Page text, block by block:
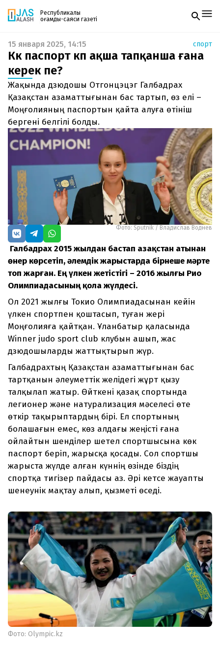
Республикалық
қоғамдық-саяси газеті
Жаңалықтар
Спорт
Live
Руханият
Аймақ
Архив
Заң және тәртіп
Редакциямен байланыс
+7 708 604 51 06
Жарнама бөлімі
zhasalash100@gmail.com
Газетке жазылу
PDF форматтағы газетті ай сайын электронды
поштаңызға алып отырыңыз. Жаңа нөмір
шыққан сәтте сізге бірден жіберіледі. Тек email
енгізіңіз, біз қалғанын өзіміз жібереміз.
15 января 2025, 14:15 спорт
Көк паспорт көп ақша тапқанша ғана
керек пе?
Жақында дзюдошы Отгонцэцэг Галбадрах
Қазақстан азаматтығынан бас тартып, өз елі –
Моңғолияның паспортын қайта алуға өтініш
бергені белгілі болды.
Фото: Sputnik / Владислав Воднев
Галбадрах 2015 жылдан бастап Қазақстан атынан
өнер көрсетіп, әлемдік жарыстарда бірнеше мәрте
топ жарған. Ең үлкен жетістігі – 2016 жылғы Рио
Олимпиадасының қола жүлдесі.
Ол 2021 жылғы Токио Олимпиадасынан кейін
үлкен спортпен қоштасып, туған жері
Моңғолияға қайтқан. Ұланбатыр қаласында
Winner judo sport club клубын ашып, жас
дзюдошыларды жаттықтырып жүр.
Галбадрахтың Қазақстан азаматтығынан бас
тартқанын әлеуметтік желідегі жұрт қызу
талқылап жатыр. Өйткені қазақ спортында
легионер және натурализация мәселесі өте
өткір тақырыптардың бірі. Ел спортының
болашағын емес, көз алдағы жеңісті ғана
ойлайтын шенділер шетел спортшысына көк
паспорт беріп, жарысқа қосады. Сол спортшы
жарыста жүлде алған күннің өзінде біздің
спортқа тигізер пайдасы аз. Әрі кетсе жауапты
шенеунік мақтау алып, қызметі өседі.
Фото: Olympic.kz